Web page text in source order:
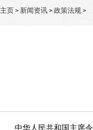
主页 > 新闻资讯 > 政策法规 >
中华人民共和国主席令